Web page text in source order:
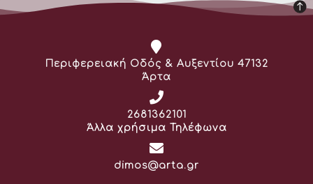
Διεύθυνση:
Περιφερειακή Οδός & Αυξεντίου 47132
Άρτα
Τηλέφωνο:
2681362101
Άλλα χρήσιμα Τηλέφωνα
Email:
dimos@arta.gr